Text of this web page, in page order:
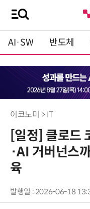
AI·SW 반도체
이코노미 > IT
[일정] 클로드
·AI 거버넌스
육
발행일 : 2026-06-18